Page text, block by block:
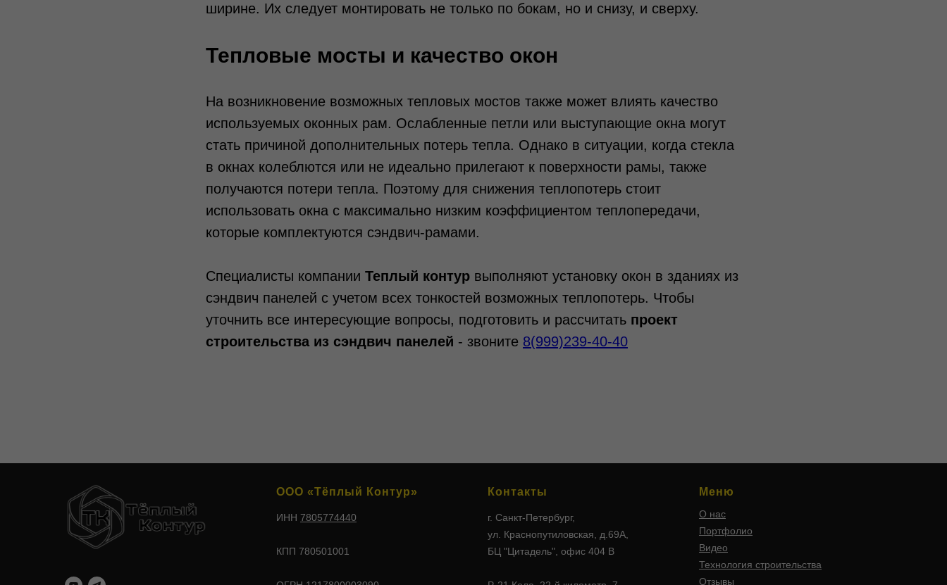
ширине. Их следует монтировать не только по бокам, но и снизу, и сверху.
Тепловые мосты и качество окон
На возникновение возможных тепловых мостов также может влиять качество
используемых оконных рам. Ослабленные петли или выступающие окна могут
стать причиной дополнительных потерь тепла. Однако в ситуации, когда стекла
в окнах колеблются или не идеально прилегают к поверхности рамы, также
получаются потери тепла. Поэтому для снижения теплопотерь стоит
использовать окна с максимально низким коэффициентом теплопередачи,
которые комплектуются сэндвич-рамами.
Специалисты компании Теплый контур выполняют установку окон в зданиях из
сэндвич панелей с учетом всех тонкостей возможных теплопотерь. Чтобы
уточнить все интересующие вопросы, подготовить и рассчитать проект
строительства из сэндвич панелей - звоните 8(999)239-40-40
ООО «Тёплый Контур»
ИНН 7805774440
КПП 780501001
Контакты
г. Санкт-Петербург,
ул. Краснопутиловская, д.69А,
БЦ "Цитадель", офис 404 В
Меню
О нас
Портфолио
Видео
Технология строительства
Отзывы